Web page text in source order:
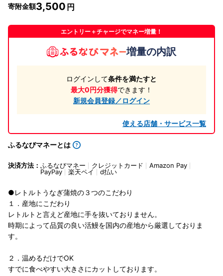
寄附金額3,500
エントリー＋チャージでマネー増量！
増量の内訳
ログインして条件を満たすと
最大0円分獲得できます！
新規会員登録／ログイン
使える店舗・サービス一覧
ふるなびマネーとは
決済方法： ふるなびマネー クレジットカード
Amazon Pay
PayPay
楽天ペイ d払い
●レトルトうなぎ蒲焼の３つのこだわり
１．産地にこだわり
レトルトと言えど産地に手を抜いておりません。
時期によって品質の良い活鰻を国内の産地から厳選しておりま
す。
２．温めるだけでOK
すでに食べやすい大きさにカットしております。